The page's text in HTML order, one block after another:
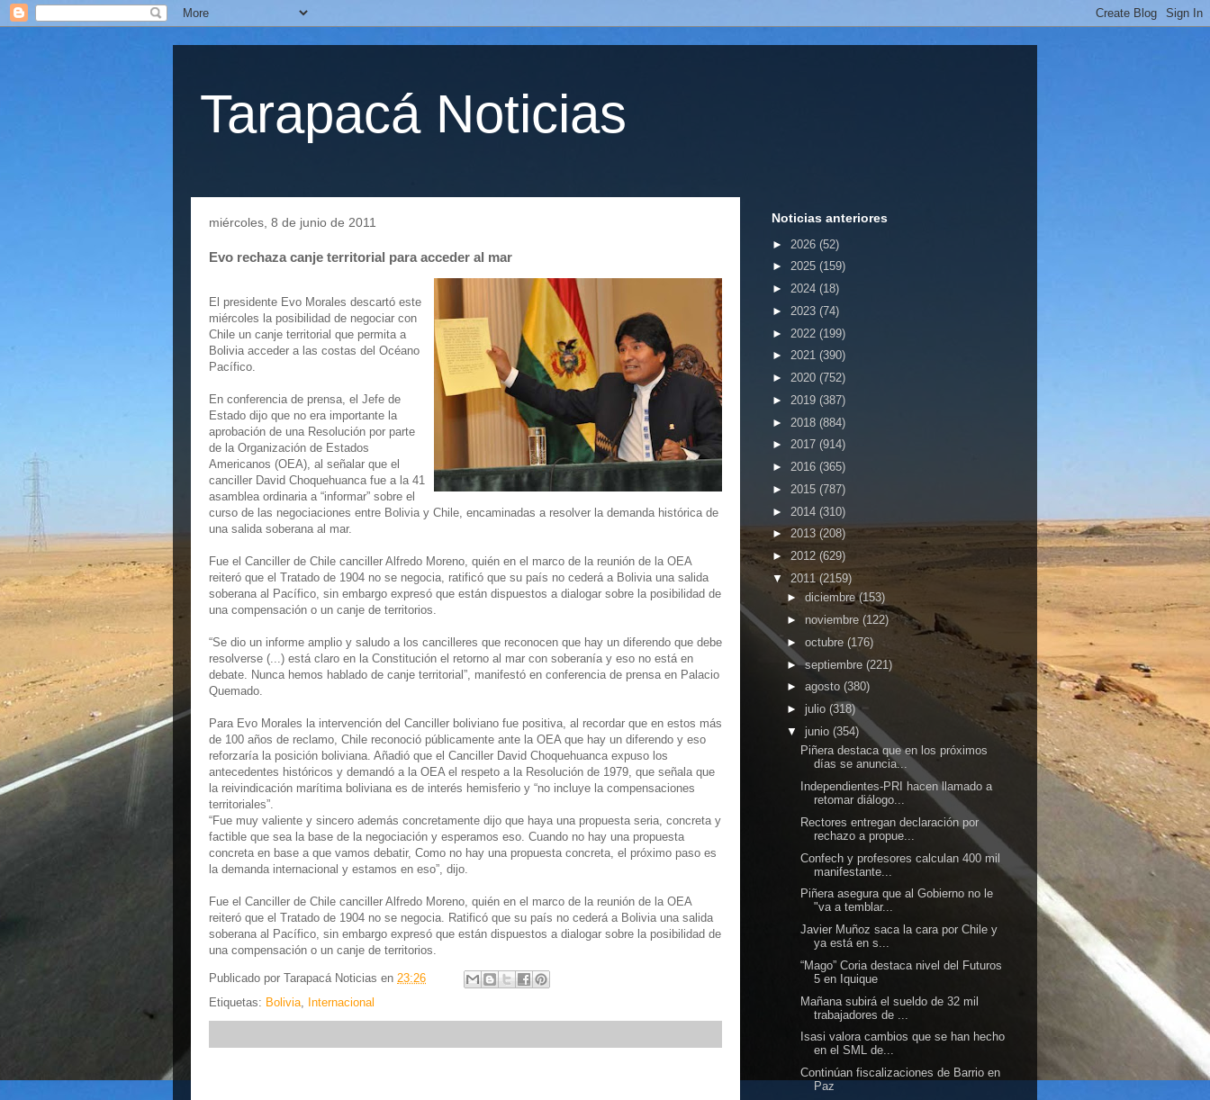
Tarapacá Noticias
miércoles, 8 de junio de 2011
Evo rechaza canje territorial para acceder al mar
El presidente Evo Morales descartó este
miércoles la posibilidad de negociar con
Chile un canje territorial que permita a
Bolivia acceder a las costas del Océano
Pacífico.
En conferencia de prensa, el Jefe de
Estado dijo que no era importante la
aprobación de una Resolución por parte
de la Organización de Estados
Americanos (OEA), al señalar que el
canciller David Choquehuanca fue a la 41
asamblea ordinaria a “informar” sobre el
curso de las negociaciones entre Bolivia y Chile, encaminadas a resolver la demanda histórica de
una salida soberana al mar.
Fue el Canciller de Chile canciller Alfredo Moreno, quién en el marco de la reunión de la OEA
reiteró que el Tratado de 1904 no se negocia, ratificó que su país no cederá a Bolivia una salida
soberana al Pacífico, sin embargo expresó que están dispuestos a dialogar sobre la posibilidad de
una compensación o un canje de territorios.
“Se dio un informe amplio y saludo a los cancilleres que reconocen que hay un diferendo que debe
resolverse (...) está claro en la Constitución el retorno al mar con soberanía y eso no está en
debate. Nunca hemos hablado de canje territorial”, manifestó en conferencia de prensa en Palacio
Quemado.
Para Evo Morales la intervención del Canciller boliviano fue positiva, al recordar que en estos más
de 100 años de reclamo, Chile reconoció públicamente ante la OEA que hay un diferendo y eso
reforzaría la posición boliviana. Añadió que el Canciller David Choquehuanca expuso los
antecedentes históricos y demandó a la OEA el respeto a la Resolución de 1979, que señala que
la reivindicación marítima boliviana es de interés hemisferio y “no incluye la compensaciones
territoriales”.
“Fue muy valiente y sincero además concretamente dijo que haya una propuesta seria, concreta y
factible que sea la base de la negociación y esperamos eso. Cuando no hay una propuesta
concreta en base a que vamos debatir, Como no hay una propuesta concreta, el próximo paso es
la demanda internacional y estamos en eso”, dijo.
Fue el Canciller de Chile canciller Alfredo Moreno, quién en el marco de la reunión de la OEA
reiteró que el Tratado de 1904 no se negocia. Ratificó que su país no cederá a Bolivia una salida
soberana al Pacífico, sin embargo expresó que están dispuestos a dialogar sobre la posibilidad de
una compensación o un canje de territorios.
Publicado por Tarapacá Noticias en 23:26
Etiquetas: Bolivia, Internacional
Noticias anteriores
► 2026 (52)
► 2025 (159)
► 2024 (18)
► 2023 (74)
► 2022 (199)
► 2021 (390)
► 2020 (752)
► 2019 (387)
► 2018 (884)
► 2017 (914)
► 2016 (365)
► 2015 (787)
► 2014 (310)
► 2013 (208)
► 2012 (629)
▼ 2011 (2159)
► diciembre(153)
► noviembre (122)
► octubre (176)
►septiembre (221)
► agosto (380)
► julio (318)
▼ junio (354)
Piñera destaca que en los próximos
días se anuncia...
Independientes-PRI hacen llamado a
retomar diálogo...
Rectores entregan declaración por
rechazo a propue...
Confech y profesores calculan 400 mil
manifestante...
Piñera asegura que al Gobierno no le
"va a temblar...
Javier Muñoz saca la cara por Chile y
ya está en s...
“Mago” Coria destaca nivel del Futuros
5 en Iquique
Mañana subirá el sueldo de 32 mil
trabajadores de ...
Isasi valora cambios que se han hecho
en el SML de...
Continúan fiscalizaciones de Barrio en
Paz